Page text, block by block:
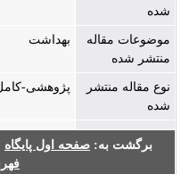
شده
موضوعات مقاله
منتشر شده
بهداشت
نوع مقاله منتشر
شده
پژوهشی-کامل
برگشت به:صفحه اول پایگاه